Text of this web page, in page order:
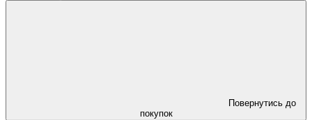
Повернутись до
покупок